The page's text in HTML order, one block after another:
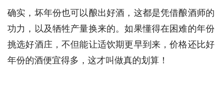
确实，坏年份也可以酿出好酒，这都是凭借酿酒师的
功力，以及牺牲产量换来的。如果懂得在困难的年份
挑选好酒庄，不但能让适饮期更早到来，价格还比好
年份的酒便宜得多，这才叫做真的划算！